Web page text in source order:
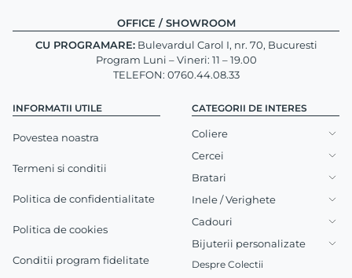
INFORMATII UTILE
Povestea noastra
Termeni si conditii
Politica de confidentialitate
Politica de cookies
Conditii program fidelitate
OFFICE / SHOWROOM
CU PROGRAMARE:Bulevardul Carol I, nr. 70, Bucuresti
Program Luni – Vineri: 11 – 19.00
TELEFON: 0760.44.08.33
CATEGORII DE INTERES
Coliere
Cercei
Bratari
Inele / Verighete
Cadouri
Bijuterii personalizate
Despre Colectii